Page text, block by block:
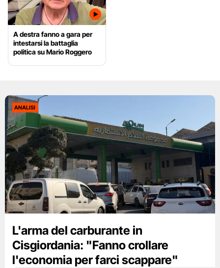
A destra fanno a gara per
intestarsi la battaglia
politica su Mario Roggero
ANALISI
L'arma del carburante in
Cisgiordania: "Fanno crollare
l'economia per farci scappare"